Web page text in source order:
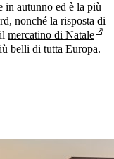
in autunno ed è la più
nonché la risposta di
mercatino di Natale
belli di tutta Europa.